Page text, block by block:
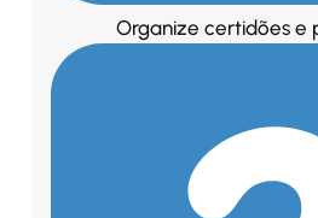
Organize certidões e